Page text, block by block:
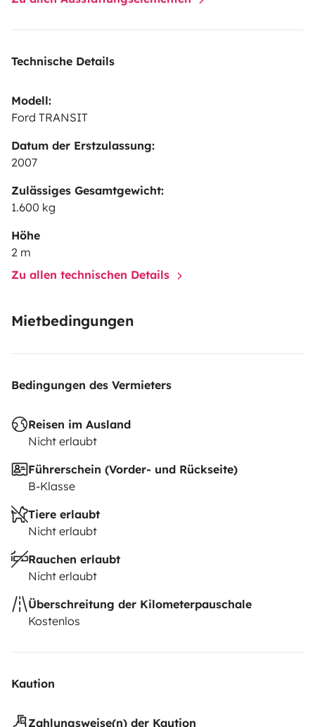
Technische Details
Modell:
Ford TRANSIT
Datum der Erstzulassung:
2007
Zulässiges Gesamtgewicht:
1.600 kg
Höhe
2 m
Zu allen technischen Details
Mietbedingungen
Bedingungen des Vermieters
Reisen im Ausland
Nicht erlaubt
Führerschein (Vorder- und Rückseite)
B-Klasse
Tiere erlaubt
Nicht erlaubt
Rauchen erlaubt
Nicht erlaubt
Überschreitung der Kilometerpauschale
Kostenlos
Kaution
Zahlungsweise(n) der Kaution